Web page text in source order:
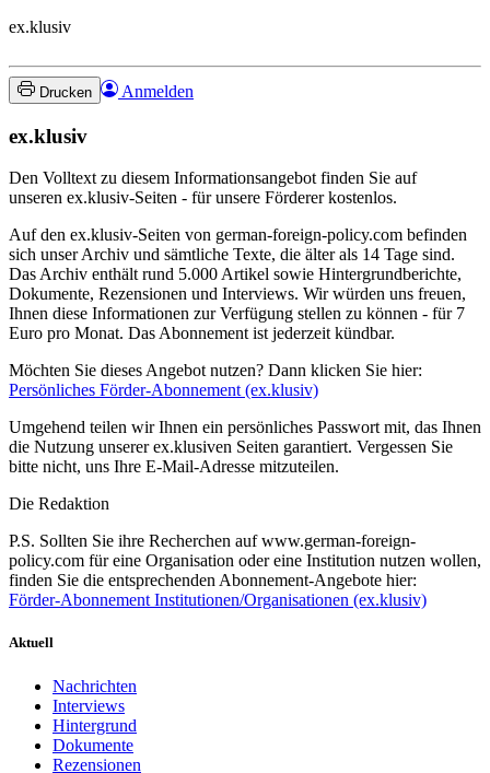
ex.klusiv
Drucken Anmelden
ex.klusiv
Den Volltext zu diesem Informationsangebot finden Sie auf
unseren ex.klusiv-Seiten - für unsere Förderer kostenlos.
Auf den ex.klusiv-Seiten von german-foreign-policy.com befinden
sich unser Archiv und sämtliche Texte, die älter als 14 Tage sind.
Das Archiv enthält rund 5.000 Artikel sowie Hintergrundberichte,
Dokumente, Rezensionen und Interviews. Wir würden uns freuen,
Ihnen diese Informationen zur Verfügung stellen zu können - für 7
Euro pro Monat. Das Abonnement ist jederzeit kündbar.
Möchten Sie dieses Angebot nutzen? Dann klicken Sie hier:
Persönliches Förder-Abonnement (ex.klusiv)
Umgehend teilen wir Ihnen ein persönliches Passwort mit, das Ihnen
die Nutzung unserer ex.klusiven Seiten garantiert. Vergessen Sie
bitte nicht, uns Ihre E-Mail-Adresse mitzuteilen.
Die Redaktion
P.S. Sollten Sie ihre Recherchen auf www.german-foreign-
policy.com für eine Organisation oder eine Institution nutzen wollen,
finden Sie die entsprechenden Abonnement-Angebote hier:
Förder-Abonnement Institutionen/Organisationen (ex.klusiv)
Aktuell
Nachrichten
Interviews
Hintergrund
Dokumente
Rezensionen